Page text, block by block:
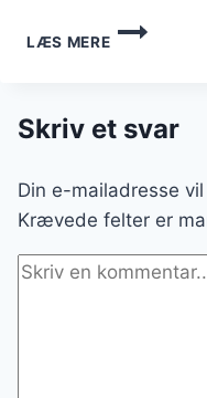
LÆS MERE
FRUGTIGE
OG
FLØDESKUM
Skriv et svar
Din e-mailadresse
Krævede felter er